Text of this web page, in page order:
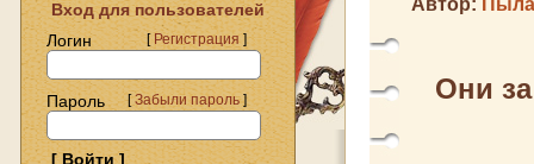
Вход для пользователей
Логин
[Регистрация]
Пароль [Забыли пароль]
Автор:
Они